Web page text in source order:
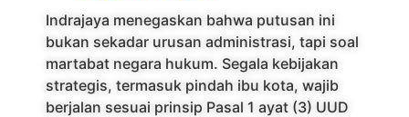
Indrajaya menegaskan bahwa putusan ini
bukan sekadar urusan administrasi, tapi soal
martabat negara hukum. Segala kebijakan
strategis, termasuk pindah ibu kota, wajib
berjalan sesuai prinsip Pasal 1 ayat (3) UUD